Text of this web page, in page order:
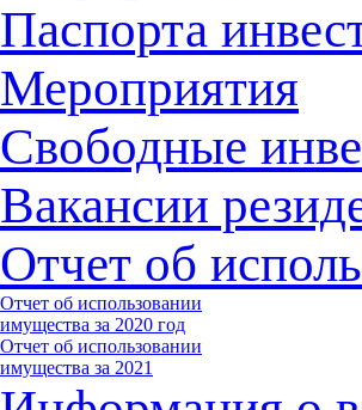
Паспорта
Мероприятия
Свободные
Вакансии
Отчет об
Отчет об использовании
имущества за 2020 год
Отчет об использовании
имущества за 2021